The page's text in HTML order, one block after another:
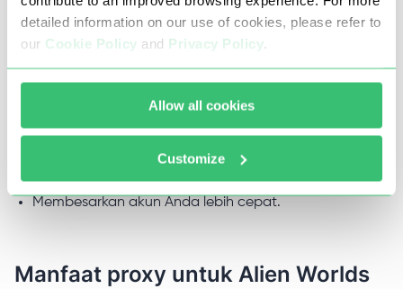
detailed information on our use of cookies, please refer to
our Cookie Policy and Privacy Policy
Allow all cookies
Customize
Anda wajib membeli proxy untuk Alien Worlds jika ingin
Anda bisa:
Membesarkan akun Anda lebih cepat.
Manfaat proxy untuk Alien Worlds